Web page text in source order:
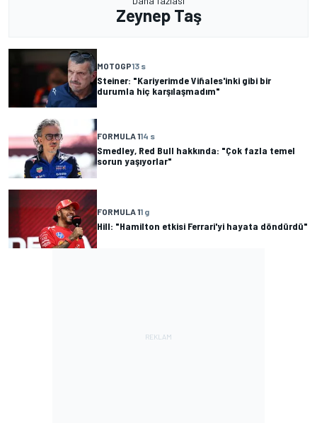
Zeynep Taş
MOTOGP13 s
Steiner: "Kariyerimde Viñales'inki gibi bir
durumla hiç karşılaşmadım"
FORMULA 114 s
Smedley, Red Bull hakkında: "Çok fazla temel
sorun yaşıyorlar"
FORMULA 11 g
Hill: "Hamilton etkisi Ferrari'yi hayata döndürdü"